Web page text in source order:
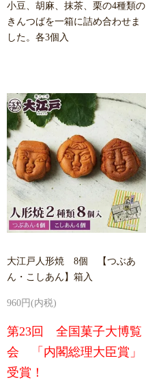
小豆、胡麻、抹茶、栗の4種類の
きんつばを一箱に詰め合わせま
した。各3個入
大江戸人形焼 8個 【つぶあ
ん・こしあん】箱入
960円(内税)
第23回 全国菓子大博覧
会 「内閣総理大臣賞」
受賞！